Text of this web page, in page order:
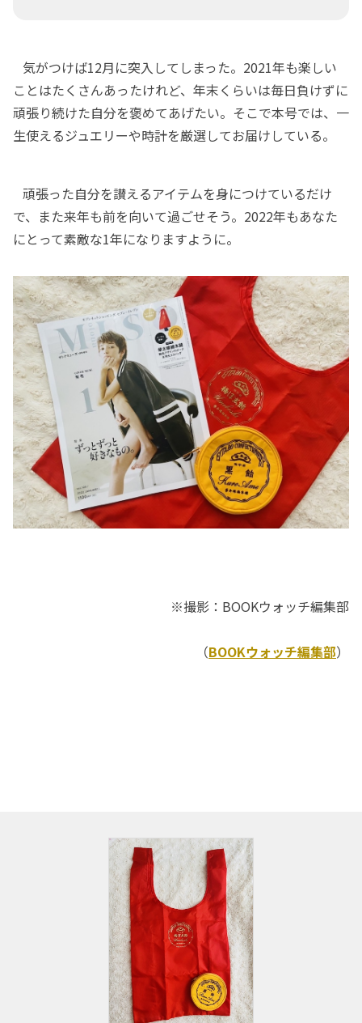
気がつけば12月に突入してしまった。2021年も楽しい
ことはたくさんあったけれど、年末くらいは毎日負けずに
頑張り続けた自分を褒めてあげたい。そこで本号では、一
生使えるジュエリーや時計を厳選してお届けしている。
頑張った自分を讃えるアイテムを身につけているだけ
で、また来年も前を向いて過ごせそう。2022年もあなた
にとって素敵な1年になりますように。
※撮影：BOOKウォッチ編集部
（BOOKウォッチ編集部）